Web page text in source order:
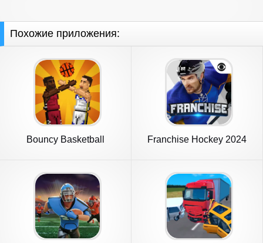
Похожие приложения:
Bouncy Basketball Franchise Hockey 2024